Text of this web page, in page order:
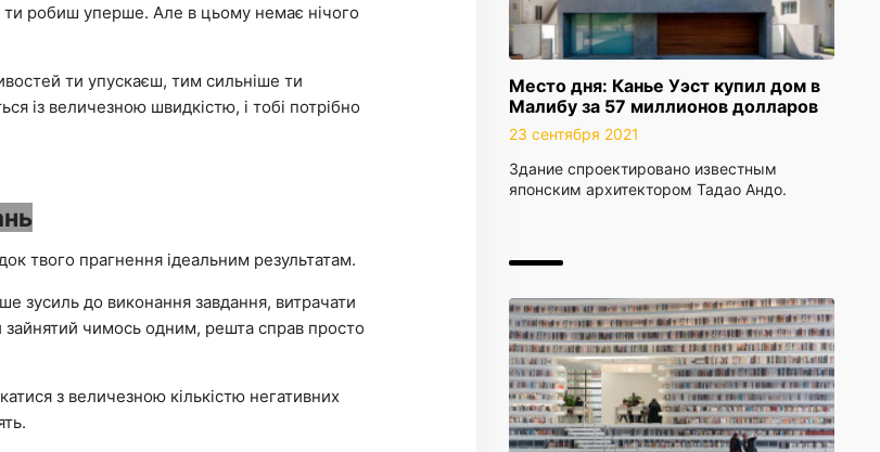
Место дня: Канье Уэст купил дом в
Малибу за 57 миллионов долларов
23 сентября 2021
Здание спроектировано известным
японским архитектором Тадао Андо.
робиш уперше. Але в цьому немає нічого
ти упускаєш, тим сильніше ти
із величезною швидкістю, і тобі потрібно
твого прагнення ідеальним результатам.
зусиль до виконання завдання, витрачати
зайнятий чимось одним, решта справ просто
з величезною кількістю негативних